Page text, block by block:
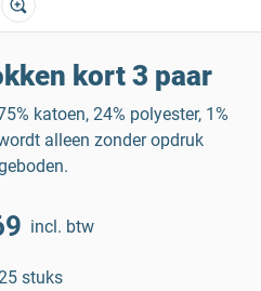
kort 3 paar
katoen, 24% polyester, 1%
alleen zonder opdruk
incl. btw
stuks